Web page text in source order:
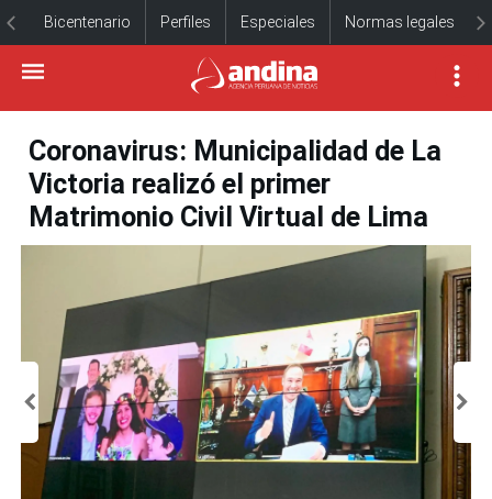
Bicentenario Perfiles Especiales Normas legales
Coronavirus: Municipalidad de La
Victoria realizó el primer
Matrimonio Civil Virtual de Lima